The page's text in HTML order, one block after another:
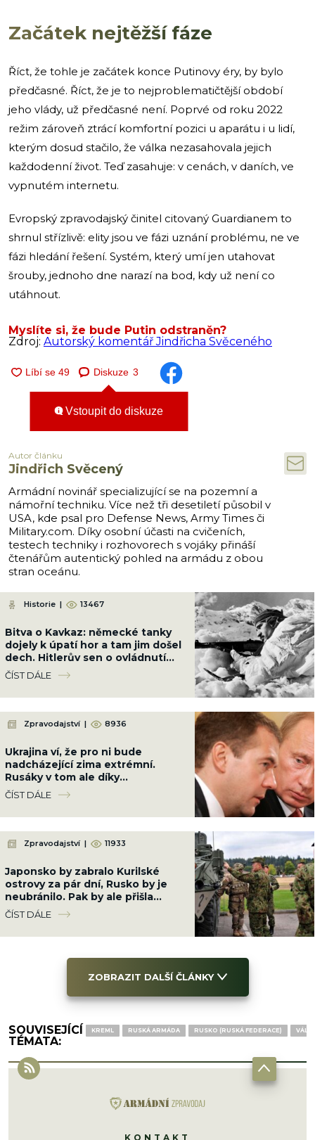
Začátek nejtěžší fáze
Říct, že tohle je začátek konce Putinovy éry, by bylo
předčasné. Říct, že je to nejproblematičtější období
jeho vlády, už předčasné není. Poprvé od roku 2022
režim zároveň ztrácí komfortní pozici u aparátu i u lidí,
kterým dosud stačilo, že válka nezasahovala jejich
každodenní život. Teď zasahuje: v cenách, v daních, ve
vypnutém internetu.
Evropský zpravodajský činitel citovaný Guardianem to
shrnul střízlivě: elity jsou ve fázi uznání problému, ne ve
fázi hledání řešení. Systém, který umí jen utahovat
šrouby, jednoho dne narazí na bod, kdy už není co
utáhnout.
Myslíte si, že bude Putin odstraněn?
Zdroj: Autorský komentář Jindřicha Svěceného
Diskuze 3
Vstoupit do diskuze
Autor článku
Jindřich Svěcený
Armádní novinář specializující se na pozemní a
námořní techniku. Více než tři desetiletí působil v
USA, kde psal pro Defense News, Army Times či
Military.com. Díky osobní účasti na cvičeních,
testech techniky i rozhovorech s vojáky přináší
čtenářům autentický pohled na armádu z obou
stran oceánu.
Historie | 13467
Bitva o Kavkaz: německé tanky
dojely k úpatí hor a tam jim došel
dech. Hitlerův sen o ovládnutí
světa narazil na nezdolný odpor
ČÍST DÁLE
Zpravodajství | 8936
Ukrajina ví, že pro ni bude
nadcházející zima extrémní.
Rusáky v tom ale díky
Nizozemsku pořádně vykoupe
ČÍST DÁLE
Zpravodajství | 11933
Japonsko by zabralo Kurilské
ostrovy za pár dní, Rusko by je
neubránilo. Pak by ale přišla
odveta, která všechno mění
ČÍST DÁLE
ZOBRAZIT DALŠÍ ČLÁNKY
SOUVISEJÍCÍ
TÉMATA:
KREML RUSKÁ ARMÁDA RUSKO (RUSKÁ FEDERACE)
KONTAKT